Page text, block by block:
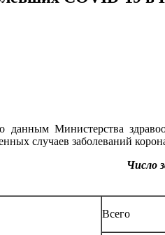
данным Министерства
случаев заболеваний
Число
Всего